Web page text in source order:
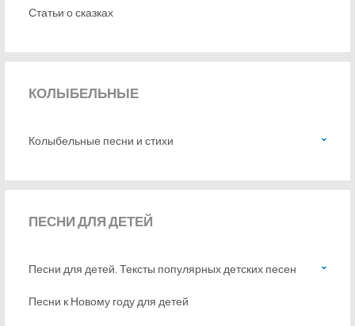
Статьи о сказках
КОЛЫБЕЛЬНЫЕ
Колыбельные песни и стихи
ПЕСНИДЛЯ ДЕТЕЙ
Песни для детей. Тексты популярных детских песен
Песни к Новому году для детей